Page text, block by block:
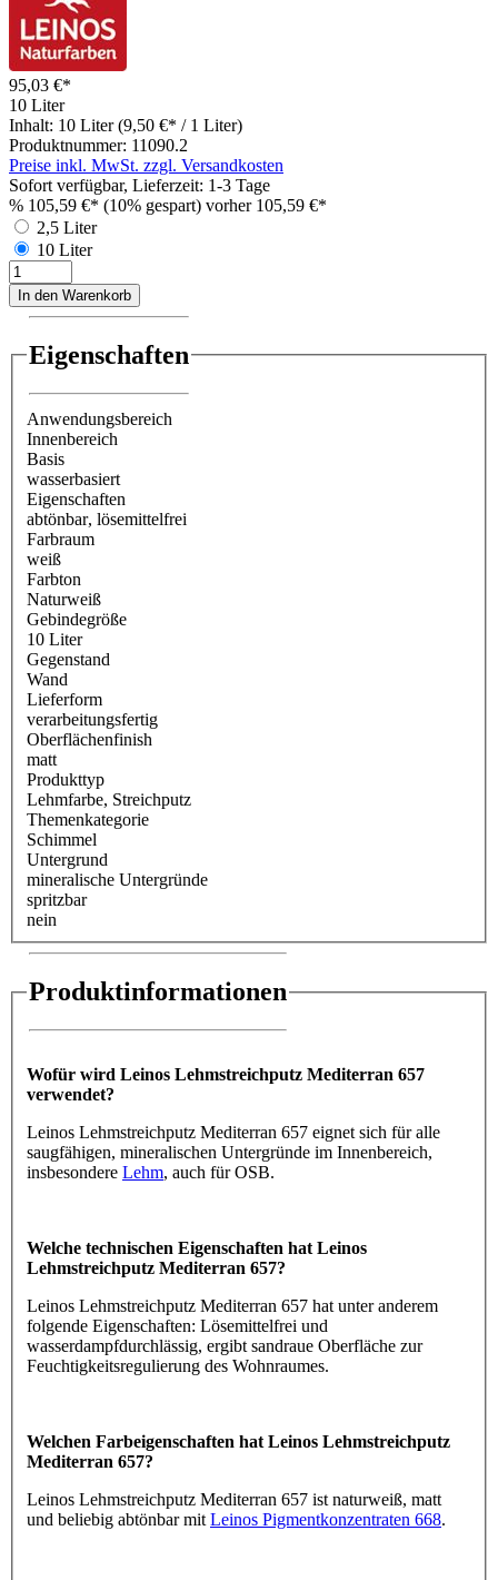
95,03 €*
10 Liter
Inhalt: 10 Liter (9,50 €* / 1 Liter)
Produktnummer: 11090.2
Preise inkl. MwSt. zzgl. Versandkosten
Sofort verfügbar, Lieferzeit: 1-3 Tage
% 105,59 €* (10% gespart) vorher 105,59 €*
2,5 Liter
10 Liter
In den Warenkorb
Eigenschaften
Anwendungsbereich
Innenbereich
Basis
wasserbasiert
Eigenschaften
abtönbar, lösemittelfrei
Farbraum
weiß
Farbton
Naturweiß
Gebindegröße
10 Liter
Gegenstand
Wand
Lieferform
verarbeitungsfertig
Oberflächenfinish
matt
Produkttyp
Lehmfarbe, Streichputz
Themenkategorie
Schimmel
Untergrund
mineralische Untergründe
spritzbar
nein
Produktinformationen
Wofür wird Leinos Lehmstreichputz Mediterran 657
verwendet?
Leinos Lehmstreichputz Mediterran 657 eignet sich für alle
saugfähigen, mineralischen Untergründe im Innenbereich,
insbesondere Lehm, auch für OSB.
Welche technischen Eigenschaften hat Leinos
Lehmstreichputz Mediterran 657?
Leinos Lehmstreichputz Mediterran 657 hat unter anderem
folgende Eigenschaften: Lösemittelfrei und
wasserdampfdurchlässig, ergibt sandraue Oberfläche zur
Feuchtigkeitsregulierung des Wohnraumes.
Welchen Farbeigenschaften hat Leinos Lehmstreichputz
Mediterran 657?
Leinos Lehmstreichputz Mediterran 657 ist naturweiß, matt
und beliebig abtönbar mit Leinos Pigmentkonzentraten 668.